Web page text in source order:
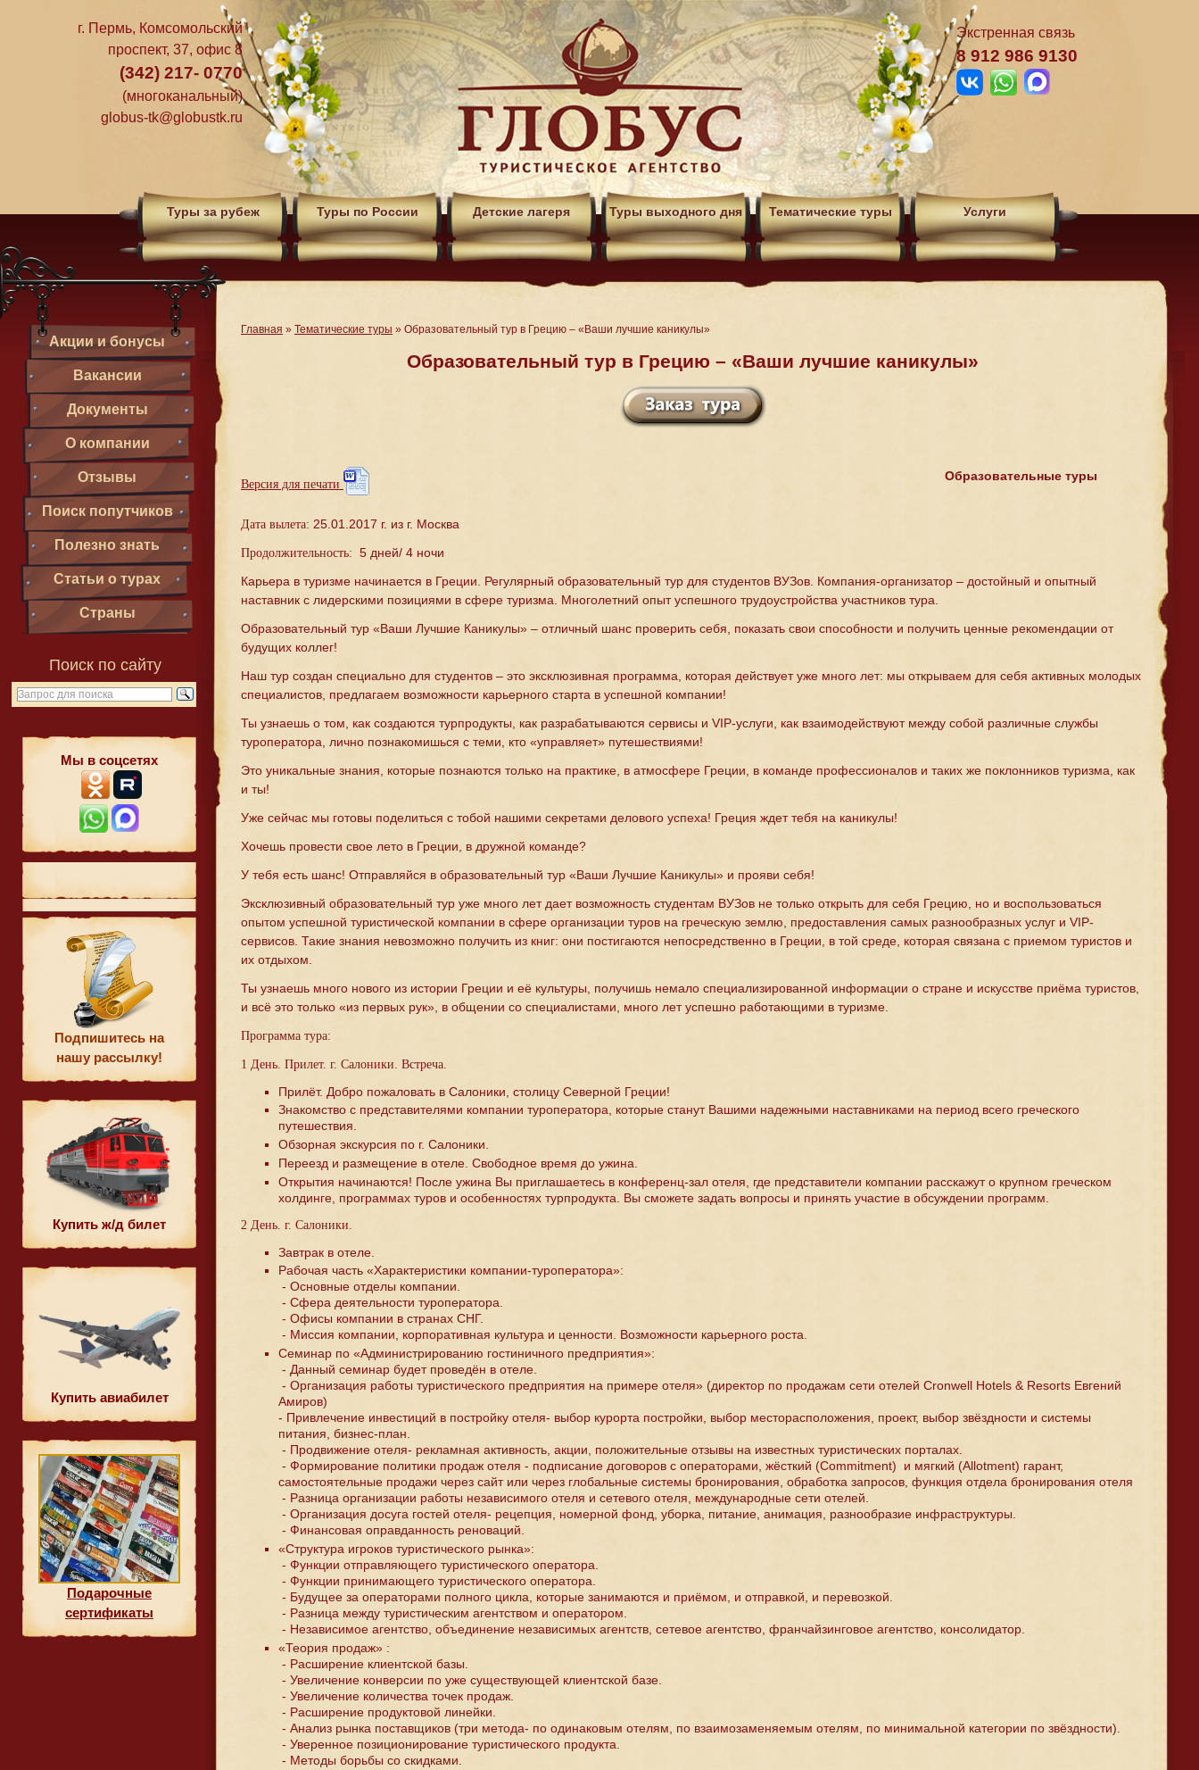
г. Пермь, Комсомольский
проспект, 37, офис 8
(342) 217- 0770
(многоканальный)
globus-tk@globustk.ru
Экстренная связь
8 912 986 9130
Туры за рубеж Туры по России Детские лагеря Туры выходного дня Тематические туры Услуги
Акции и бонусы
Вакансии
Документы
О компании
Отзывы
Поиск попутчиков
Полезно знать
Статьи о турах
Страны
Поиск по сайту
Мы в соцсетях
Подпишитесь на
нашу рассылку!
Купить ж/д билет
Купить авиабилет
Подарочные
сертификаты
Главная » Тематические туры » Образовательный тур в Грецию – «Ваши лучшие каникулы»
Образовательный тур в Грецию – «Ваши лучшие каникулы»
Образовательные туры
Версия для печати
Дата вылета: 25.01.2017 г. из г. Москва
Продолжительность: 5 дней/ 4 ночи
Карьера в туризме начинается в Греции. Регулярный образовательный тур для студентов ВУЗов. Компания-организатор – достойный и опытный
наставник с лидерскими позициями в сфере туризма. Многолетний опыт успешного трудоустройства участников тура.
Образовательный тур «Ваши Лучшие Каникулы» – отличный шанс проверить себя, показать свои способности и получить ценные рекомендации от
будущих коллег!
Наш тур создан специально для студентов – это эксклюзивная программа, которая действует уже много лет: мы открываем для себя активных молодых
специалистов, предлагаем возможности карьерного старта в успешной компании!
Ты узнаешь о том, как создаются турпродукты, как разрабатываются сервисы и VIP-услуги, как взаимодействуют между собой различные службы
туроператора, лично познакомишься с теми, кто «управляет» путешествиями!
Это уникальные знания, которые познаются только на практике, в атмосфере Греции, в команде профессионалов и таких же поклонников туризма, как
и ты!
Уже сейчас мы готовы поделиться с тобой нашими секретами делового успеха! Греция ждет тебя на каникулы!
Хочешь провести свое лето в Греции, в дружной команде?
У тебя есть шанс! Отправляйся в образовательный тур «Ваши Лучшие Каникулы» и прояви себя!
Эксклюзивный образовательный тур уже много лет дает возможность студентам ВУЗов не только открыть для себя Грецию, но и воспользоваться
опытом успешной туристической компании в сфере организации туров на греческую землю, предоставления самых разнообразных услуг и VIP-
сервисов. Такие знания невозможно получить из книг: они постигаются непосредственно в Греции, в той среде, которая связана с приемом туристов и
их отдыхом.
Ты узнаешь много нового из истории Греции и её культуры, получишь немало специализированной информации о стране и искусстве приёма туристов,
и всё это только «из первых рук», в общении со специалистами, много лет успешно работающими в туризме.
Программа тура:
1 День. Прилет. г. Салоники. Встреча.
Прилёт. Добро пожаловать в Салоники, столицу Северной Греции!
Знакомство с представителями компании туроператора, которые станут Вашими надежными наставниками на период всего греческого
путешествия.
Обзорная экскурсия по г. Салоники.
Переезд и размещение в отеле. Свободное время до ужина.
Открытия начинаются! После ужина Вы приглашаетесь в конференц-зал отеля, где представители компании расскажут о крупном греческом
холдинге, программах туров и особенностях турпродукта. Вы сможете задать вопросы и принять участие в обсуждении программ.
2 День. г. Салоники.
Завтрак в отеле.
Рабочая часть «Характеристики компании-туроператора»:
- Основные отделы компании.
- Сфера деятельности туроператора.
- Офисы компании в странах СНГ.
- Миссия компании, корпоративная культура и ценности. Возможности карьерного роста.
Семинар по «Администрированию гостиничного предприятия»:
- Данный семинар будет проведён в отеле.
- Организация работы туристического предприятия на примере отеля» (директор по продажам сети отелей Cronwell Hotels & Resorts Евгений
Амиров)
- Привлечение инвестиций в постройку отеля- выбор курорта постройки, выбор месторасположения, проект, выбор звёздности и системы
питания, бизнес-план.
- Продвижение отеля- рекламная активность, акции, положительные отзывы на известных туристических порталах.
- Формирование политики продаж отеля - подписание договоров с операторами, жёсткий (Commitment) и мягкий (Allotment) гарант,
самостоятельные продажи через сайт или через глобальные системы бронирования, обработка запросов, функция отдела бронирования отеля
- Разница организации работы независимого отеля и сетевого отеля, международные сети отелей.
- Организация досуга гостей отеля- рецепция, номерной фонд, уборка, питание, анимация, разнообразие инфраструктуры.
- Финансовая оправданность реноваций.
«Структура игроков туристического рынка»:
- Функции отправляющего туристического оператора.
- Функции принимающего туристического оператора.
- Будущее за операторами полного цикла, которые занимаются и приёмом, и отправкой, и перевозкой.
- Разница между туристическим агентством и оператором.
- Независимое агентство, объединение независимых агентств, сетевое агентство, франчайзинговое агентство, консолидатор.
«Теория продаж» :
- Расширение клиентской базы.
- Увеличение конверсии по уже существующей клиентской базе.
- Увеличение количества точек продаж.
- Расширение продуктовой линейки.
- Анализ рынка поставщиков (три метода- по одинаковым отелям, по взаимозаменяемым отелям, по минимальной категории по звёздности).
- Уверенное позиционирование туристического продукта.
- Методы борьбы со скидками.